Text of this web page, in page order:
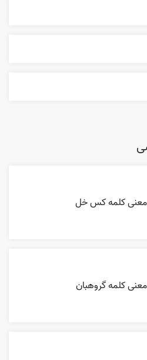
معنی کلمه کس خل
معنی کلمه گروهبان